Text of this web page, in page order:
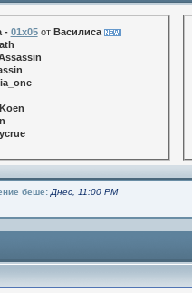
- 01х05от Василиса
Koen
беше:Днес, 11:00 PM